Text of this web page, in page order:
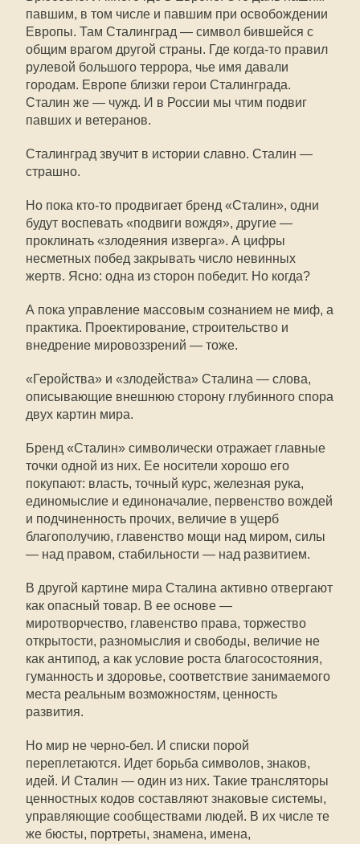
павшим, в том числе и павшим при освобождении
Европы. Там Сталинград — символ бившейся с
общим врагом другой страны. Где когда-то правил
рулевой большого террора, чье имя давали
городам. Европе близки герои Сталинграда.
Сталин же — чужд. И в России мы чтим подвиг
павших и ветеранов.
Сталинград звучит в истории славно. Сталин —
страшно.
Но пока кто-то продвигает бренд «Сталин», одни
будут воспевать «подвиги вождя», другие —
проклинать «злодеяния изверга». А цифры
несметных побед закрывать число невинных
жертв. Ясно: одна из сторон победит. Но когда?
А пока управление массовым сознанием не миф, а
практика. Проектирование, строительство и
внедрение мировоззрений — тоже.
«Геройства» и «злодейства» Сталина — слова,
описывающие внешнюю сторону глубинного спора
двух картин мира.
Бренд «Сталин» символически отражает главные
точки одной из них. Ее носители хорошо его
покупают: власть, точный курс, железная рука,
единомыслие и единоначалие, первенство вождей
и подчиненность прочих, величие в ущерб
благополучию, главенство мощи над миром, силы
— над правом, стабильности — над развитием.
В другой картине мира Сталина активно отвергают
как опасный товар. В ее основе —
миротворчество, главенство права, торжество
открытости, разномыслия и свободы, величие не
как антипод, а как условие роста благосостояния,
гуманность и здоровье, соответствие занимаемого
места реальным возможностям, ценность
развития.
Но мир не черно-бел. И списки порой
переплетаются. Идет борьба символов, знаков,
идей. И Сталин — один из них. Такие трансляторы
ценностных кодов составляют знаковые системы,
управляющие сообществами людей. В их числе те
же бюсты, портреты, знамена, имена,